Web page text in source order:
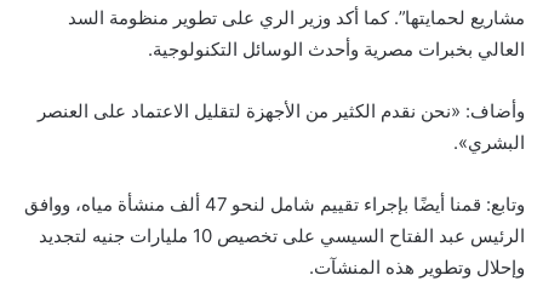
مشاريع لحمايتها”. كما أكد وزير الري على تطوير منظومة السد
العالي بخبرات مصرية وأحدث الوسائل التكنولوجية.
وأضاف: «نحن نقدم الكثير من الأجهزة لتقليل الاعتماد على العنصر
البشري».
وتابع: قمنا أيضًا بإجراء تقييم شامل لنحو 47 ألف منشأة مياه، ووافق
الرئيس عبد الفتاح السيسي على تخصيص 10 مليارات جنيه لتجديد
وإحلال وتطوير هذه المنشآت.